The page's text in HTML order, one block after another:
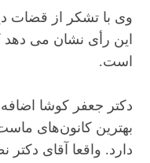
وی با تشکر از قضات
این رأی نشان می
است.
دکتر جعفر کوشا
بهترین کانون‌های
دارد. واقعا آقای دکتر